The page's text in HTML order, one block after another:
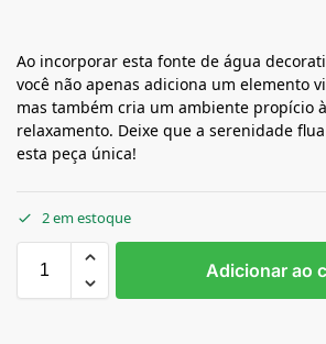
Ao incorporar esta fonte de água
você não apenas adiciona um elemento
mas também cria um ambiente propício
relaxamento. Deixe que a serenidade
esta peça única!
2 em estoque
Adicionar ao